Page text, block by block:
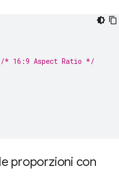
/* 16:9 Aspect Ratio */
proporzioni con